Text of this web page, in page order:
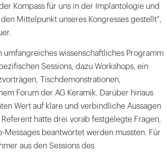
Kompass für uns in der Implantologie und
Mittelpunkt unseres Kongresses gestellt“,
umfangreiches wissenschaftliches Programm
Sessions, dazu Workshops, ein
Tischdemonstrationen,
Forum der AG Keramik. Darüber hinaus
Wert auf klare und verbindliche Aussagen
hatte drei vorab festgelegte Fragen,
Messages beantwortet werden mussten. Für
aus den Sessions des